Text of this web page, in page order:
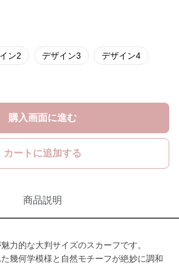
ン2 デザイン3 デザイン4
購入画面に進む
カートに追加する
商品説明
力的な大判サイズのスカーフです。
幾何学模様と自然モチーフが絶妙に調和